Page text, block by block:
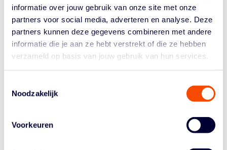
informatie over jouw gebruik van onze site met onze
partners voor social media, adverteren en analyse. Deze
partners kunnen deze gegevens combineren met andere
informatie die je aan ze hebt verstrekt of die ze hebben
verzameld op basis van jouw gebruik van hun services.
Noodzakelijk
Voorkeuren
Historie
Bestuur En Commissies
Reglementen